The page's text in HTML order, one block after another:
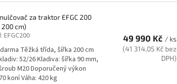
za traktor EFGC 200
cm)
EFGC200
Těžká třída, šířka 200 cm
52/26 Kladiva: šířka 90 mm,
M20 Doporučený výkon
koní Váha: 420 kg
49 990 Kč / ks
(41 314,05 Kč bez
DPH)